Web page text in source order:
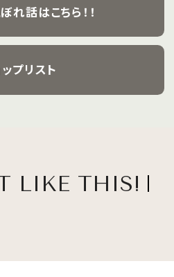
れ話はこちら！！
プリスト
LIKE THIS!